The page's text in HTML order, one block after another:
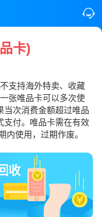
卡)
支持海外特卖、收藏
张唯品卡可以多次使
当次消费金额超过唯品
支付。唯品卡需在有效
内使用，过期作废。
收